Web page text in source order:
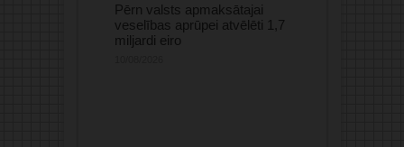
Pērn valsts apmaksātajai
veselības aprūpei atvēlēti 1,7
miljardi eiro